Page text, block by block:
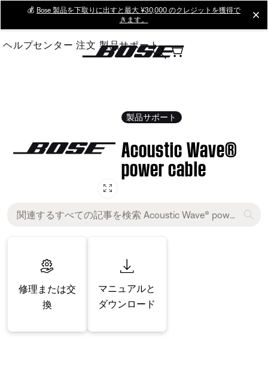
Main
💰 Bose 製品を下取りに出すと最大 ¥30,000 のクレジットを獲得で
きます。
ヘルプセンター 注文 製品サポート
製品サポート
Acoustic Wave®
power cable
修理または交
換
マニュアルと
ダウンロード